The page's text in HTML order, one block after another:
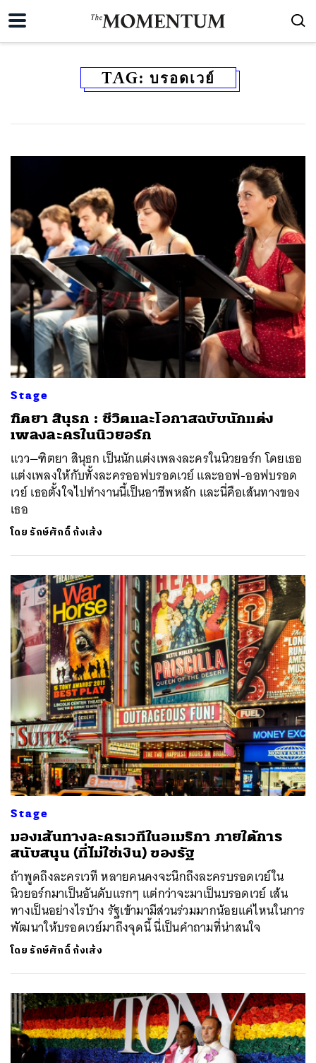
TAG: บรอดเวย์
Stage
ฑิตยา สินุธก : ชีวิตและโอกาสฉบับนักแต่ง
เพลงละครในนิวยอร์ก
แวว—ฑิตยา สินุธก เป็นนักแต่งเพลงละครในนิวยอร์ก โดยเธอ
แต่งเพลงให้กับทั้งละครออฟบรอดเวย์ และออฟ-ออฟบรอด
เวย์ เธอตั้งใจไปทำงานนี้เป็นอาชีพหลัก และนี่คือเส้นทางของ
เธอ
โดย รักษ์ศักดิ์ ก้งเส้ง
Stage
มองเส้นทางละครเวทีในอเมริกา ภายใต้การ
สนับสนุน (ที่ไม่ใช่เงิน) ของรัฐ
ถ้าพูดถึงละครเวที หลายคนคงจะนึกถึงละครบรอดเวย์ใน
นิวยอร์กมาเป็นอันดับแรกๆ แต่กว่าจะมาเป็นบรอดเวย์ เส้น
ทางเป็นอย่างไรบ้าง รัฐเข้ามามีส่วนร่วมมากน้อยแค่ไหนในการ
พัฒนาให้บรอดเวย์มาถึงจุดนี้ นี่เป็นคำถามที่น่าสนใจ
โดย รักษ์ศักดิ์ ก้งเส้ง
SHARE TWEET LINE EMAIL